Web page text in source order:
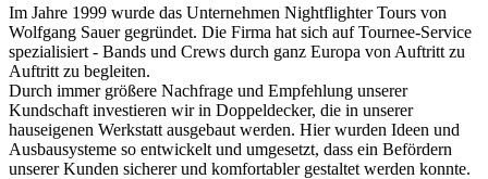
Im Jahre 1999 wurde das Unternehmen Nightflighter Tours von
Wolfgang Sauer gegründet. Die Firma hat sich auf Tournee-Service
spezialisiert - Bands und Crews durch ganz Europa von Auftritt zu
Auftritt zu begleiten.
Durch immer größere Nachfrage und Empfehlung unserer
Kundschaft investieren wir in Doppeldecker, die in unserer
hauseigenen Werkstatt ausgebaut werden. Hier wurden Ideen und
Ausbausysteme so entwickelt und umgesetzt, dass ein Befördern
unserer Kunden sicherer und komfortabler gestaltet werden konnte.